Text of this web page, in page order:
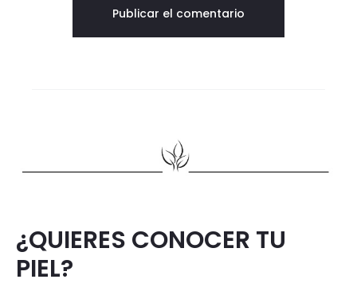
¿QUIERES CONOCER TU
PIEL?